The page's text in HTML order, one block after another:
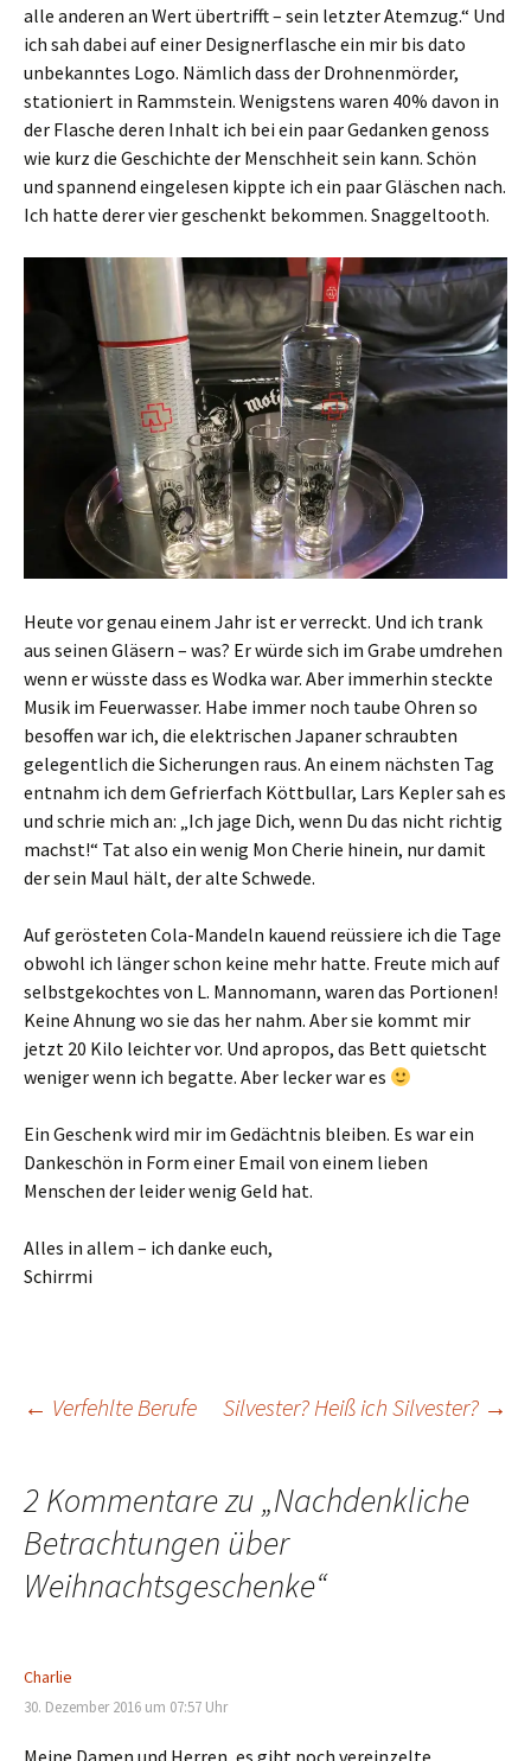
alle anderen an Wert übertrifft – sein letzter Atemzug.“ Und
ich sah dabei auf einer Designerflasche ein mir bis dato
unbekanntes Logo. Nämlich dass der Drohnenmörder,
stationiert in Rammstein. Wenigstens waren 40% davon in
der Flasche deren Inhalt ich bei ein paar Gedanken genoss
wie kurz die Geschichte der Menschheit sein kann. Schön
und spannend eingelesen kippte ich ein paar Gläschen nach.
Ich hatte derer vier geschenkt bekommen. Snaggeltooth.
Heute vor genau einem Jahr ist er verreckt. Und ich trank
aus seinen Gläsern – was? Er würde sich im Grabe umdrehen
wenn er wüsste dass es Wodka war. Aber immerhin steckte
Musik im Feuerwasser. Habe immer noch taube Ohren so
besoffen war ich, die elektrischen Japaner schraubten
gelegentlich die Sicherungen raus. An einem nächsten Tag
entnahm ich dem Gefrierfach Köttbullar, Lars Kepler sah es
und schrie mich an: „Ich jage Dich, wenn Du das nicht richtig
machst!“ Tat also ein wenig Mon Cherie hinein, nur damit
der sein Maul hält, der alte Schwede.
Auf gerösteten Cola-Mandeln kauend reüssiere ich die Tage
obwohl ich länger schon keine mehr hatte. Freute mich auf
selbstgekochtes von L. Mannomann, waren das Portionen!
Keine Ahnung wo sie das her nahm. Aber sie kommt mir
jetzt 20 Kilo leichter vor. Und apropos, das Bett quietscht
weniger wenn ich begatte. Aber lecker war es
Ein Geschenk wird mir im Gedächtnis bleiben. Es war ein
Dankeschön in Form einer Email von einem lieben
Menschen der leider wenig Geld hat.
Alles in allem – ich danke euch,
Schirrmi
Beitragsnavigation
← Verfehlte Berufe Silvester? Heiß ich Silvester? →
2 Kommentare zu „Nachdenkliche
Betrachtungen über
Weihnachtsgeschenke“
Charlie
30. Dezember 2016 um 07:57 Uhr